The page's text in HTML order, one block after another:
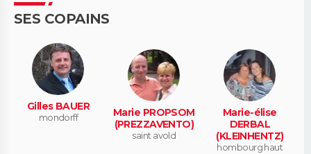
SES COPAINS
Gilles BAUER
mondorff
Marie PROPSOM
(PREZZAVENTO)
saint avold
Marie-élise
DERBAL
(KLEINHENTZ)
hombourg haut